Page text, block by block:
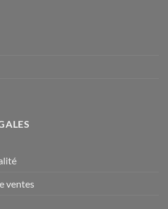
ventes